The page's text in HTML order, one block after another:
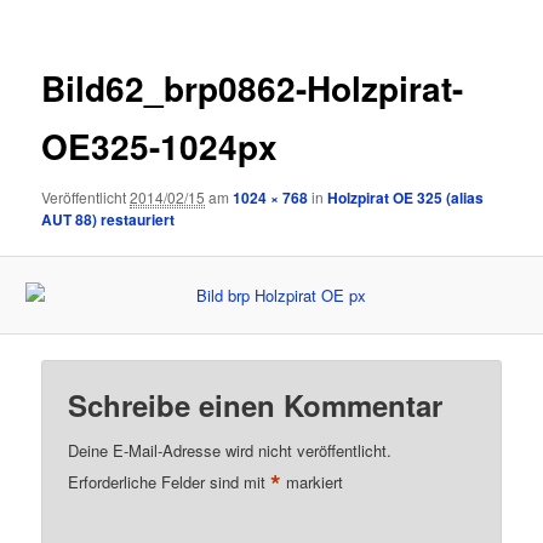
Bild62_brp0862-Holzpirat-
OE325-1024px
Veröffentlicht2014/02/15 am1024 × 768inHolzpirat OE 325 (alias
AUT 88) restauriert
Schreibe einen Kommentar
Deine E-Mail-Adresse wird nicht veröffentlicht.
Erforderliche Felder sind mit* markiert